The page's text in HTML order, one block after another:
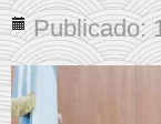
Publicado: